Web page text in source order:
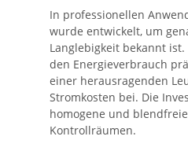
In professionellen
wurde entwickelt, um
Langlebigkeit bekannt
den Energieverbrauch
einer herausragenden
Stromkosten bei. Die
homogene und
Kontrollräumen.